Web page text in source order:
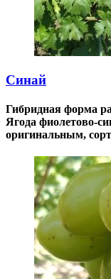
Синай
Гибридная форма
Ягода фиолетово-
оригинальным,